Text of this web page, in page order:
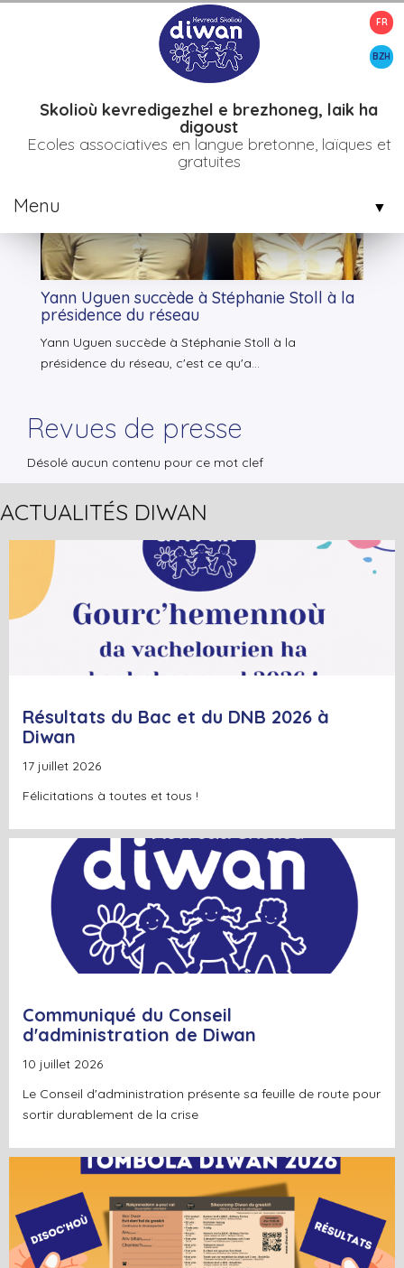
FR
BZH
Skolioù kevredigezhel e brezhoneg, laik ha
digoust
Ecoles associatives en langue bretonne, laïques et
gratuites
Menu ▼
▼
Mot clef : yann uguen
Yann Uguen succède à Stéphanie Stoll à la
présidence du réseau
Yann Uguen succède à Stéphanie Stoll à la
présidence du réseau, c'est ce qu'a...
Revues de presse
Désolé aucun contenu pour ce mot clef
ACTUALITÉS DIWAN
+Lire la suite
Résultats du Bac et du DNB 2026 à
Diwan
17 juillet 2026
Félicitations à toutes et tous !
+ Lire la suite
Communiqué du Conseil
d'administration de Diwan
10 juillet 2026
Le Conseil d'administration présente sa feuille de route pour
sortir durablement de la crise
+Lire la suite